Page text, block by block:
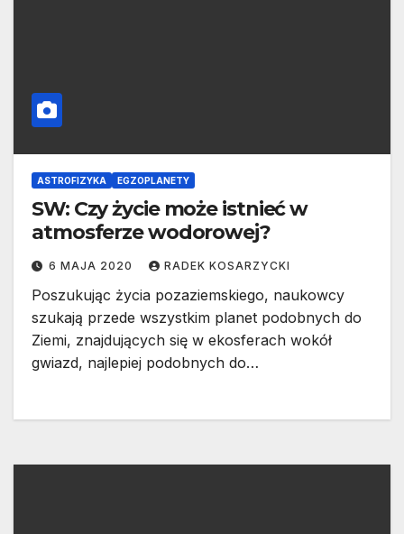
ASTROFIZYKA EGZOPLANETY
SW: Czy życie może istnieć w
atmosferze wodorowej?
6 MAJA 2020 RADEK KOSARZYCKI
Poszukując życia pozaziemskiego, naukowcy
szukają przede wszystkim planet podobnych do
Ziemi, znajdujących się w ekosferach wokół
gwiazd, najlepiej podobnych do…